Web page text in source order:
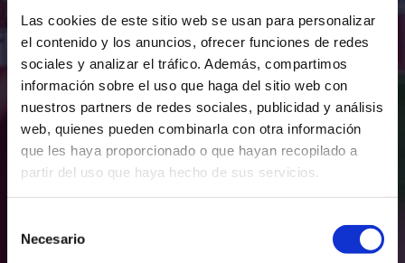
Las cookies de este sitio web se usan para personalizar
el contenido y los anuncios, ofrecer funciones de redes
sociales y analizar el tráfico. Además, compartimos
información sobre el uso que haga del sitio web con
nuestros partners de redes sociales, publicidad y análisis
web, quienes pueden combinarla con otra información
que les haya proporcionado o que hayan recopilado a
partir del uso que haya hecho de sus servicios.
Necesario